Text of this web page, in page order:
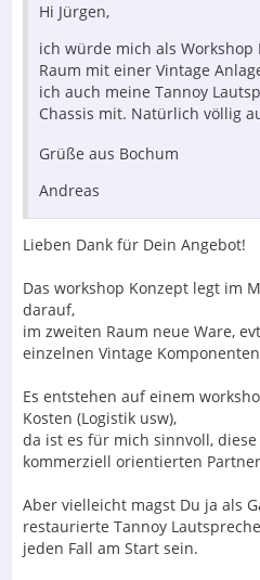
Hi Jürgen,
ich würde mich als
Raum mit einer Vintage
ich auch meine Tannoy
Chassis mit. Natürlich völlig
Grüße aus Bochum
Andreas
Lieben Dank für Dein Angebot!
Das workshop Konzept legt im
darauf,
im zweiten Raum neue Ware,
einzelnen Vintage
Es entstehen auf einem
Kosten (Logistik usw),
da ist es für mich sinnvoll,
kommerziell orientierten
Aber vielleicht magst Du ja als
restaurierte Tannoy
jeden Fall am Start sein.